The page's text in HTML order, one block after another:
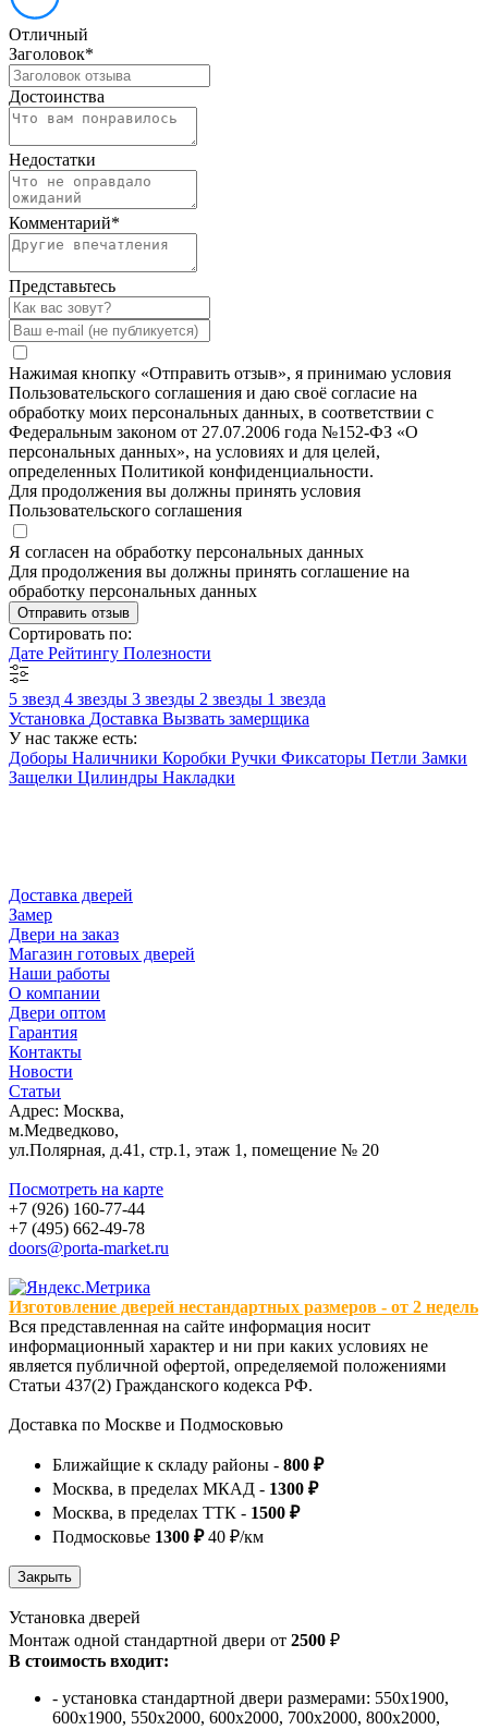
Отличный
Заголовок*
Достоинства
Недостатки
Комментарий*
Представьтесь
Нажимая кнопку «Отправить отзыв», я принимаю условия
Пользовательского соглашения и даю своё согласие на
обработку моих персональных данных, в соответствии с
Федеральным законом от 27.07.2006 года №152-ФЗ «О
персональных данных», на условиях и для целей,
определенных Политикой конфиденциальности.
Для продолжения вы должны принять условия
Пользовательского соглашения
Я согласен на обработку персональных данных
Для продолжения вы должны принять соглашение на
обработку персональных данных
Отправить отзыв
Сортировать по:
Дате Рейтингу Полезности
5 звезд 4 звезды 3 звезды 2 звезды 1 звезда
Установка Доставка Вызвать замерщика
У нас также есть:
Доборы Наличники Коробки Ручки Фиксаторы Петли Замки
Защелки Цилиндры Накладки
Доставка дверей
Замер
Двери на заказ
Магазин готовых дверей
Наши работы
О компании
Двери оптом
Гарантия
Контакты
Новости
Статьи
Адрес: Москва,
м.Медведково,
ул.Полярная, д.41, стр.1, этаж 1, помещение № 20
Посмотреть на карте
+7 (926) 160-77-44
+7 (495) 662-49-78
doors@porta-market.ru
Изготовление дверей нестандартных размеров - от 2 недель
Вся представленная на сайте информация носит
информационный характер и ни при каких условиях не
является публичной офертой, определяемой положениями
Статьи 437(2) Гражданского кодекса РФ.
Доставка по Москве и Подмосковью
Ближайщие к складу районы - 800 ₽
Москва, в пределах МКАД - 1300 ₽
Москва, в пределах ТТК - 1500 ₽
Подмосковье 1300 ₽40 ₽/км
Установка дверей
Монтаж одной стандартной двери от 2500 ₽
В стоимость входит:
- установка стандартной двери размерами: 550х1900,
600х1900, 550х2000, 600х2000, 700х2000, 800х2000,